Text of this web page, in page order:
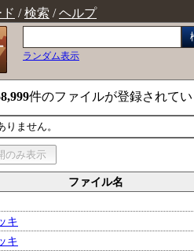
/検索 /ヘルプ
ランダム表示
件のファイルが登録されて
ません。
のみ表示
ファイル名
キ
キ